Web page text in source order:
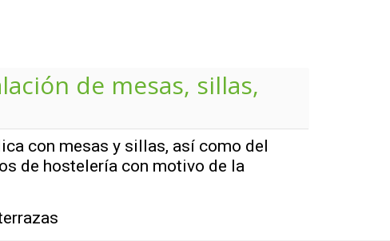
de mesas, sillas,
con mesas y sillas, así como del
de hostelería con motivo de la